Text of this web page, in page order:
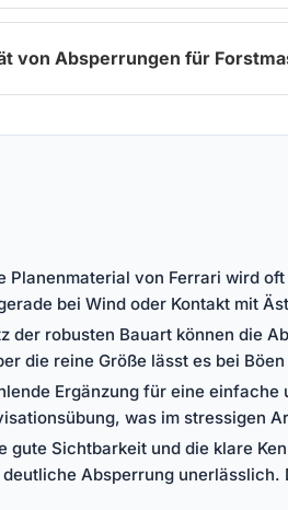
von Absperrungen für
Planenmaterial von Ferrari wird
bei Wind oder Kontakt mit
der robusten Bauart können die
die reine Größe lässt es bei
Ergänzung für eine
was im stressigen
gute Sichtbarkeit und die klare
Absperrung